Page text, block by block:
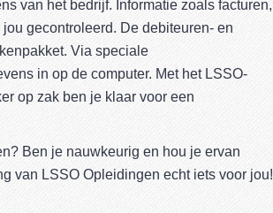
van het bedrijf. Informatie zoals facturen,
gecontroleerd. De debiteuren- en
Via speciale
in op de computer. Met het LSSO-
op zak ben je klaar voor een
Ben je nauwkeurig en hou je ervan
van LSSO Opleidingen echt iets voor jou!